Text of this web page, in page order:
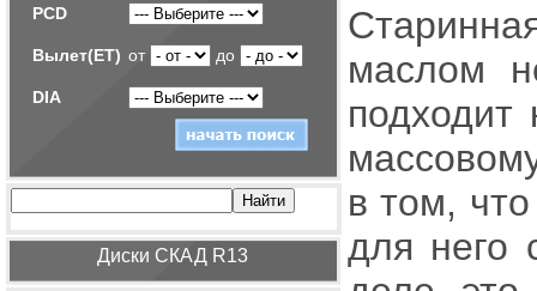
PCD
Вылет(ET) от до
DIA
Диcки СКАД R13
маслом
в том,
для него